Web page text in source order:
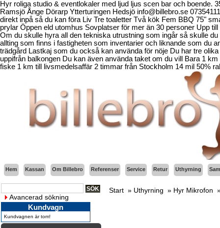
Hyr roliga studio & eventlokaler med ljud ljus scen bar och
Ramsjö Ånge Dörarp Ytterturingen Hedsjö info@billebro.se
direkt inpå så du kan föra Liv Tre toaletter Två kök Fem BBQ 75"
prylar Öppen eld utomhus Sovplatser för mer än 30 personer Upp
Om du skulle hyra all den tekniska utrustning som ingår så skulle
allting som finns i fastigheten som inventarier och liknande som du
trädgård Lastkaj som du också kan använda för nöje Du har tre
uppifrån balkongen Du kan även använda taket om du vill Bara 1
fiske 1 km till livsmedelsaffär 2 timmar från Stockholm 14 mil 50%
Hem Kassan Om Billebro Referenser Service Retur Uthyrning
Avancerad sökning
Kundvagn
Kundvagnen är tom!
Start » Uthyrning » Hyr Mikrofon